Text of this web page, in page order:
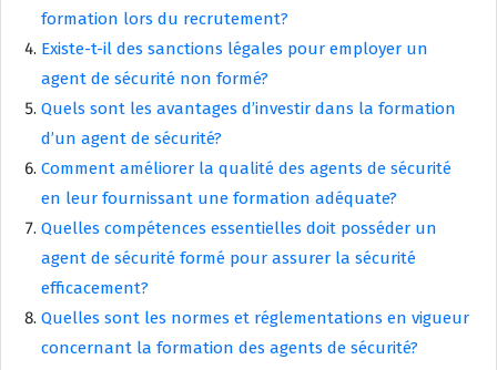
formation lors du recrutement?
Existe-t-il des sanctions légales pour employer un
agent de sécurité non formé?
Quels sont les avantages d’investir dans la formation
d’un agent de sécurité?
Comment améliorer la qualité des agents de sécurité
en leur fournissant une formation adéquate?
Quelles compétences essentielles doit posséder un
agent de sécurité formé pour assurer la sécurité
efficacement?
Quelles sont les normes et réglementations en vigueur
concernant la formation des agents de sécurité?